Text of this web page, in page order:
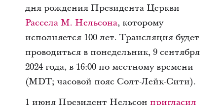
дня рождения Президента Церкви
Рассела М. Нельсона, которому
исполняется 100 лет. Трансляция будет
проводиться в понедельник, 9 сентября
2024 года, в 16:00 по местному времени
(MDT; часовой пояс Солт-Лейк-Сити).
1 июня Президент Нельсон пригласил